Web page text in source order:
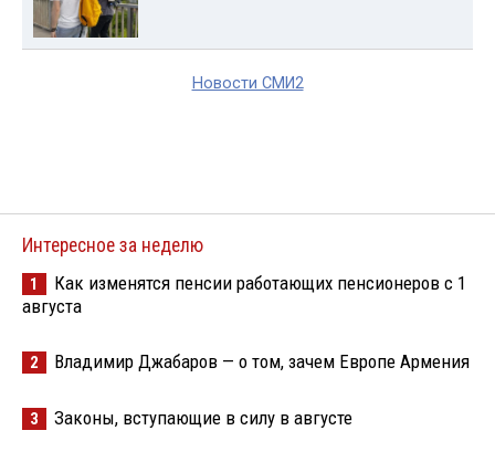
Новости СМИ2
Интересное за неделю
1
Как изменятся пенсии работающих пенсионеров с 1
августа
2 Владимир Джабаров — о том, зачем Европе Армения
3 Законы, вступающие в силу в августе